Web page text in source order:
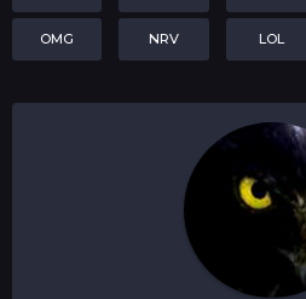
OMG NRV LOL